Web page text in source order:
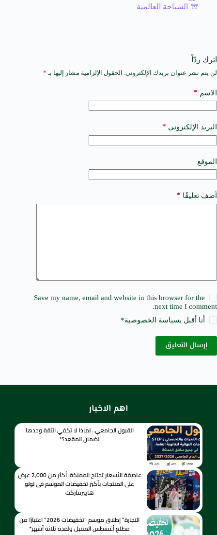
السياحة العالمية
اترك ردّاً
لن يتم نشر عنوان بريدك الإلكتروني. الحقول الإلزامية مشار إليها بـ *
الاسم *
البريد الإلكتروني *
الموقع
أضف تعليقًا *
Save my name, email and website in this browser for the
next time I comment.
أنا أقبل بسياسة الخصوصية*
إرسال التعليق
A
t
e
a
t
i
e
:
اهم الاخبار
القبول الجامعي.. لماذا لا تكفي الثقة وحدها
لضمان المقعد؟*
عاصفة الأسعار تجتاح المملكة: أكثر من 2,000 عرض
على المنتجات بأكبر تخفيضات الموسم في لولو
هايبرماركت
التجارة” إطلاق موسم “تخفيضات 2026” اعتبارًا من
مطلع أغسطس المقبل ولمدة ثلاثة أشهر*